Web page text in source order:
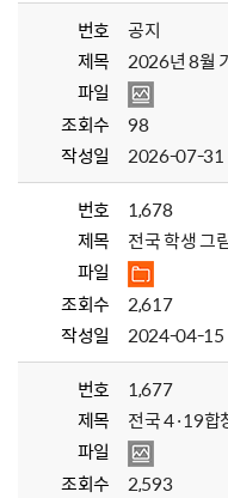
번호
공지
제목
2026년 8월
파일
조회수
98
작성일
2026-07-31
번호
1,678
제목
전국 학생 그
파일
조회수
2,617
작성일
2024-04-15
번호
1,677
제목
전국 4·19합
파일
조회수
2,593